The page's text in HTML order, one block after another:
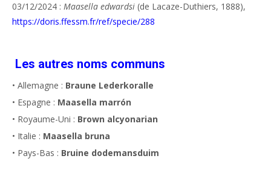
03/12/2024 : Maasella edwardsi (de Lacaze-Duthiers, 1888),
https://doris.ffessm.fr/ref/specie/288
Les autres noms communs
• Allemagne : Braune Lederkoralle
• Espagne : Maasella marrón
• Royaume-Uni : Brown alcyonarian
• Italie : Maasella bruna
• Pays-Bas : Bruine dodemansduim